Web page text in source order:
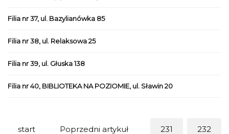
Filia nr 37, ul. Bazylianówka 85
Filia nr 38, ul. Relaksowa 25
Filia nr 39, ul. Głuska 138
Filia nr 40, BIBLIOTEKA NA POZIOMIE, ul. Sławin 20
start Poprzedni artykuł 231 232